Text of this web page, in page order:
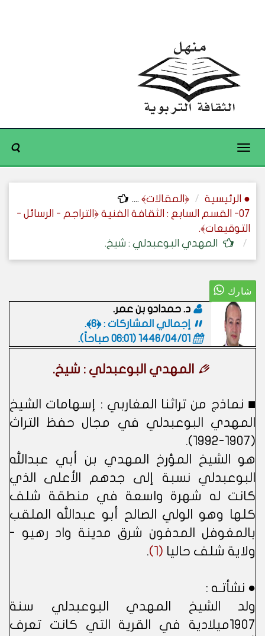
Toggle
● الرئيسية ﴿المقالات﴾ ....
07- القسم السابع : الثقافة الفنية ﴿التراجم - الرسائل -
التوقيعات﴾.
المهدي البوعبدلي : شيخ.
د. حمدادو بن عمر.
إجمالي المشاركات : ﴿6﴾.
1446/04/01 (06:01 صباحاً)
.
المهدي البوعبدلي : شيخ.
■ نماذج من تراثنا المغاربي : إسهامات الشيخ
المهدي البوعبدلي في مجال حفظ التراث
(1907-1992).
هو الشيخ المؤرخ المهدي بن أبي عبدالله
البوعبدلي نسبة إلى جدهم الأعلى الذي
كانت له شهرة واسعة في منطقة شلف
كلها وهو الولي الصالح أبو عبدالله الملقب
بالمغوفل المدفون شرق مدينة واد رهيو -
ولاية شلف حاليا (1)
.
● نشأتـه :
ولد الشيخ المهدي البوعبدلي سنة
1907ميلادية في القرية التي كانت تعرف